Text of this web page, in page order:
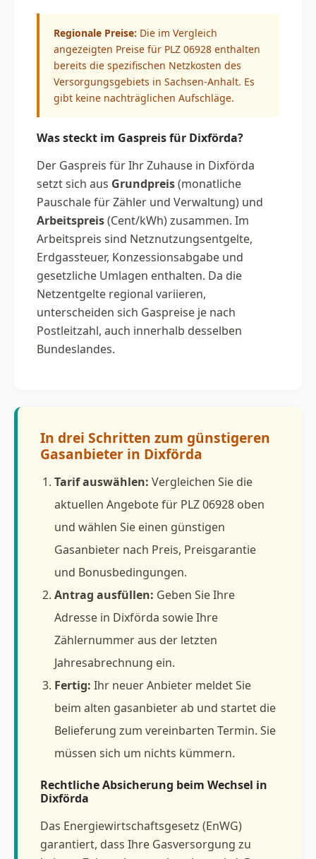
Regionale Preise: Die im Vergleich
angezeigten Preise für PLZ 06928 enthalten
bereits die spezifischen Netzkosten des
Versorgungsgebiets in Sachsen-Anhalt. Es
gibt keine nachträglichen Aufschläge.
Was steckt im Gaspreis für Dixförda?
Der Gaspreis für Ihr Zuhause in Dixförda
setzt sich aus Grundpreis(monatliche
Pauschale für Zähler und Verwaltung) und
Arbeitspreis(Cent/kWh) zusammen. Im
Arbeitspreis sind Netznutzungsentgelte,
Erdgassteuer, Konzessionsabgabe und
gesetzliche Umlagen enthalten. Da die
Netzentgelte regional variieren,
unterscheiden sich Gaspreise je nach
Postleitzahl, auch innerhalb desselben
Bundeslandes.
In drei Schritten zum günstigeren
Gasanbieter in Dixförda
Tarif auswählen: Vergleichen Sie die
aktuellen Angebote für PLZ 06928 oben
und wählen Sie einen günstigen
Gasanbieter nach Preis, Preisgarantie
und Bonusbedingungen.
Antrag ausfüllen: Geben Sie Ihre
Adresse in Dixförda sowie Ihre
Zählernummer aus der letzten
Jahresabrechnung ein.
Fertig: Ihr neuer Anbieter meldet Sie
beim alten gasanbieter ab und startet die
Belieferung zum vereinbarten Termin. Sie
müssen sich um nichts kümmern.
Rechtliche Absicherung beim Wechsel in
Dixförda
Das Energiewirtschaftsgesetz (EnWG)
garantiert, dass Ihre Gasversorgung zu